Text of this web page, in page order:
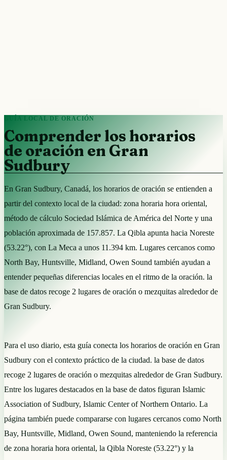
GUÍA LOCAL DE ORACIÓN
Comprender los horarios
de oración en Gran
Sudbury
En Gran Sudbury, Canadá, los horarios de oración se entienden a
partir del contexto local de la ciudad: zona horaria hora oriental,
método de cálculo Sociedad Islámica de América del Norte y una
población aproximada de 157.857. La Qibla apunta hacia Noreste
(53.22°), con La Meca a unos 11.394 km. Lugares cercanos como
North Bay, Huntsville, Midland, Owen Sound también ayudan a
entender pequeñas diferencias locales en el ritmo de la oración. la
base de datos recoge 2 lugares de oración o mezquitas alrededor de
Gran Sudbury.
Para el uso diario, esta guía conecta los horarios de oración en Gran
Sudbury con el contexto práctico de la ciudad. la base de datos
recoge 2 lugares de oración o mezquitas alrededor de Gran Sudbury.
Entre los lugares destacados en la base de datos figuran Islamic
Association of Sudbury, Islamic Center of Northern Ontario. La
página también puede compararse con lugares cercanos como North
Bay, Huntsville, Midland, Owen Sound, manteniendo la referencia
de zona horaria hora oriental, la Qibla Noreste (53.22°) y la